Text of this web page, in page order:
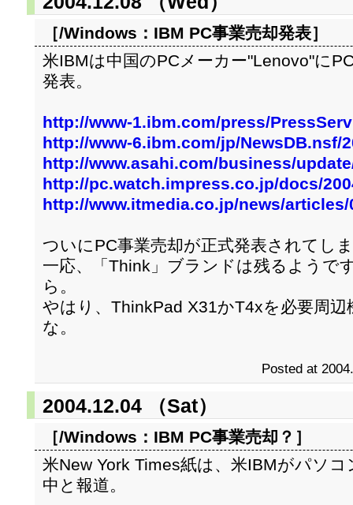
［/Windows： IBM PC事業売却発表］
米IBMは中国のPCメーカー"Lenovo"に
発表。
http://www-1.ibm.com/press/
http://www-6.ibm.com/jp/NewsDB.nsf/
http://www.asahi.com/business/
http://pc.watch.impress.co.jp/docs/
http://www.itmedia.co.jp/news/articles/
ついにPC事業売却が正式発表されてし
一応、「Think」ブランドは残るようで
ら。
やはり、ThinkPad X31かT4xを必要周
な。
Posted at
2004.12.04 （Sat）
［/Windows： IBM PC事業売却？ ］
米New York Times紙は、米IBMがパソ
中と報道。